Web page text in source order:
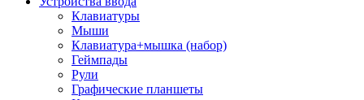
Клавиатуры
Мыши
Клавиатура+мышка (набор)
Геймпады
Рули
Графические планшеты